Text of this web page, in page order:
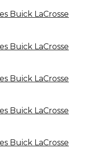
Buick LaCrosse
Buick LaCrosse
Buick LaCrosse
Buick LaCrosse
Buick LaCrosse